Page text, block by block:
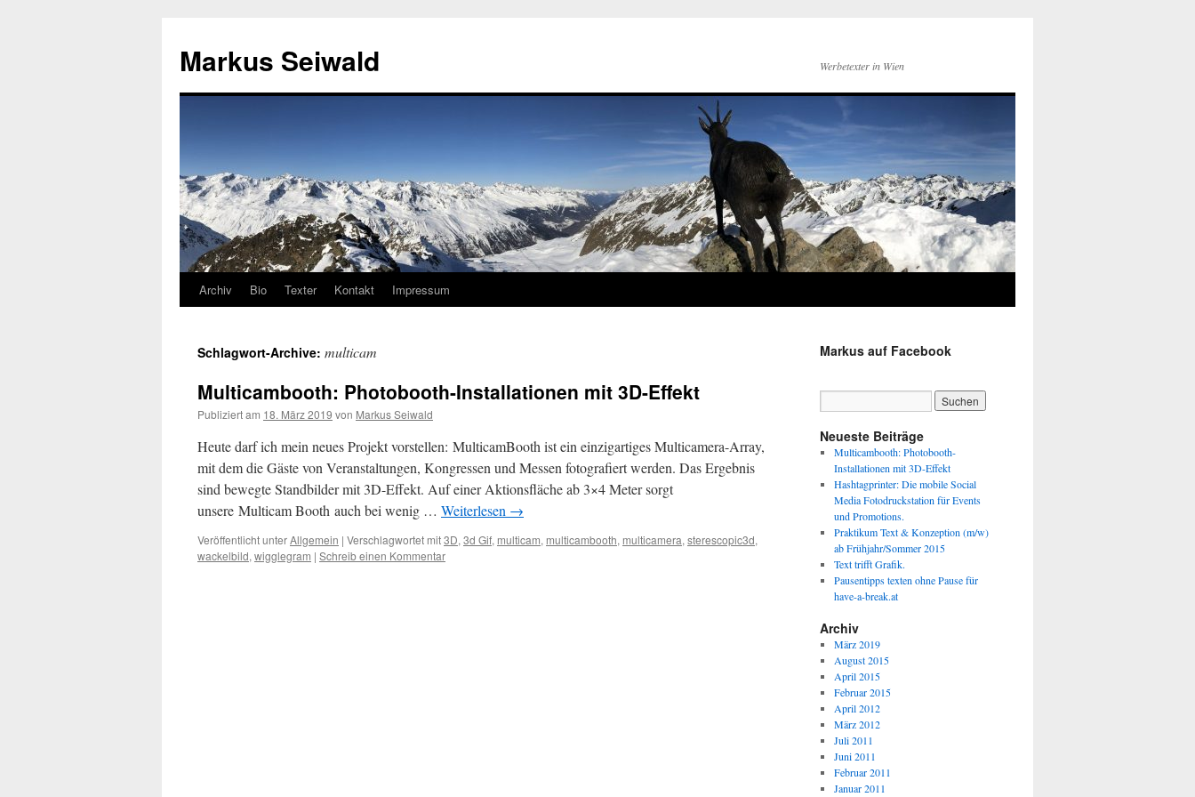
Markus Seiwald Werbetexter in Wien
Zum
springen
Archiv Bio Texter Kontakt Impressum
Schlagwort-Archive: multicam
Multicambooth: Photobooth-Installationen mit 3D-Effekt
Publiziert am 18. März 2019 von Markus Seiwald
Heute darf ich mein neues Projekt vorstellen: MulticamBooth ist ein einzigartiges Multicamera-Array,
mit dem die Gäste von Veranstaltungen, Kongressen und Messen fotografiert werden. Das Ergebnis
sind bewegte Standbilder mit 3D-Effekt. Auf einer Aktionsfläche ab 3×4 Meter sorgt
unsere Multicam Booth auch bei wenig … Weiterlesen →
Veröffentlicht unterAllgemein | Verschlagwortet mit3D, 3d Gif, multicam, multicambooth, multicamera, sterescopic3d,
wackelbild, wigglegram | Schreib einen Kommentar
Markus auf Facebook
Neueste Beiträge
Multicambooth: Photobooth-
Installationen mit 3D-Effekt
Hashtagprinter: Die mobile Social
Media Fotodruckstation für Events
und Promotions.
Praktikum Text & Konzeption (m/w)
ab Frühjahr/Sommer 2015
Text trifft Grafik.
Pausentipps texten ohne Pause für
have-a-break.at
Archiv
März 2019
August 2015
April 2015
Februar 2015
April 2012
März 2012
Juli 2011
Juni 2011
Februar 2011
Januar 2011